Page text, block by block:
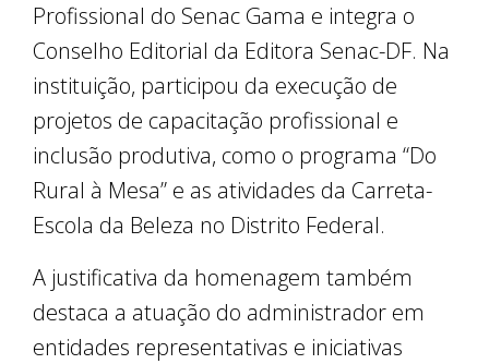
Profissional do Senac Gama e integra o
Conselho Editorial da Editora Senac-DF. Na
instituição, participou da execução de
projetos de capacitação profissional e
inclusão produtiva, como o programa “Do
Rural à Mesa” e as atividades da Carreta-
Escola da Beleza no Distrito Federal.
A justificativa da homenagem também
destaca a atuação do administrador em
entidades representativas e iniciativas